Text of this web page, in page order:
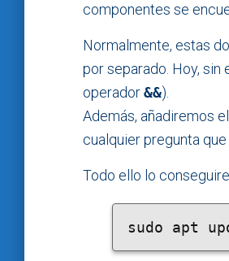
componentes se
Normalmente, estas
por separado. Hoy, sin
operador&&).
Además, añadiremos
cualquier pregunta
Todo ello lo